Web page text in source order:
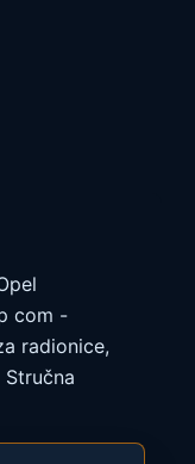
com -
radionice,